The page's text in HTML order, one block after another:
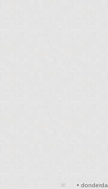
•